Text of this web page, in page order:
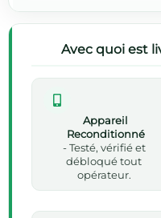
Avec quoi est
Appareil
Reconditionné
- Testé, vérifié et
débloqué tout
opérateur.